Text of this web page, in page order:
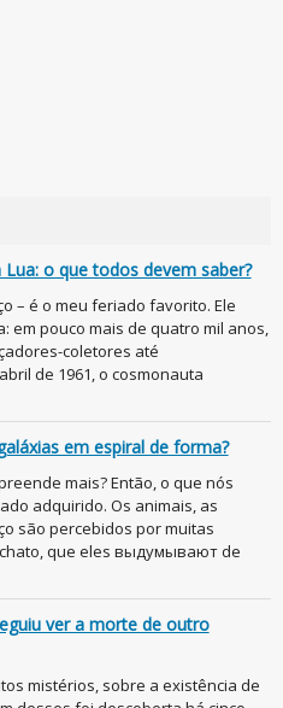
o que todos devem saber?
– é o meu feriado favorito. Ele
em pouco mais de quatro mil anos,
coletores até
de 1961, o cosmonauta
em espiral de forma?
mais? Então, o que nós
adquirido. Os animais, as
são percebidos por muitas
que eles выдумывают de
ver a morte de outro
mistérios, sobre a existência de